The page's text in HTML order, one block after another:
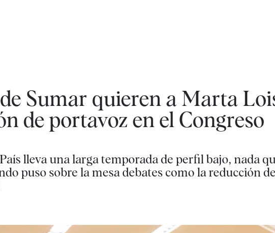
Sumar quieren a Marta
de portavoz en el Congreso
lleva una larga temporada de perfil bajo, nada
puso sobre la mesa debates como la reducción